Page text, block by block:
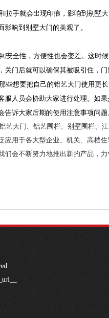
手就会出现印痕，影响到别墅
响到别墅大门的美观了。
全性，方便性也会变差。这时
门后就可以确保其被吸引住，门
想要把自己的铝艺大门使用更
人员会协助大家进行处理。如
诉大家后期的使用注意事项问题
艺大门 、铝艺围栏、别墅围栏、
用于各大型企业、机关、高档
会不断努力地推出新的产品，力